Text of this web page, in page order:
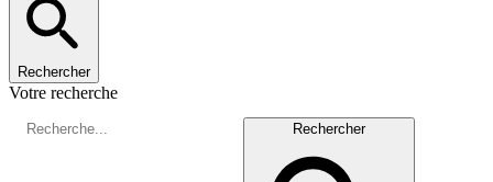
Rechercher
Votre recherche
Rechercher